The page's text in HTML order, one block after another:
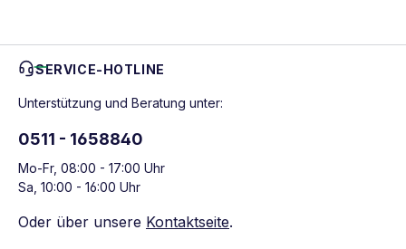
SERVICE-HOTLINE
Unterstützung und Beratung unter:
0511 - 1658840
Mo-Fr, 08:00 - 17:00 Uhr
Sa, 10:00 - 16:00 Uhr
Oder über unsere Kontaktseite.